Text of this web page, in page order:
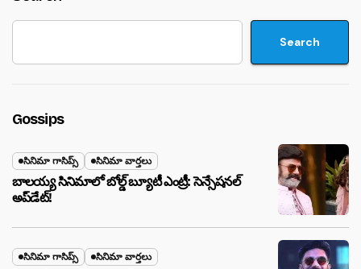
Search
Gossips
సినిమా గాసిప్స్ సినిమా వార్తలు
బాలయ్య సినిమాలో బోల్డ్ బ్యూటీ ఎంట్రీ: సెన్సేషనల్
అప్‌డేట్!
సినిమా గాసిప్స్ సినిమా వార్తలు